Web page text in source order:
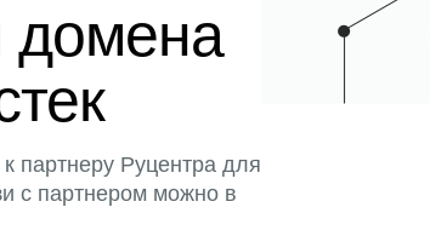
домена
партнеру Руцентра для
с партнером можно в